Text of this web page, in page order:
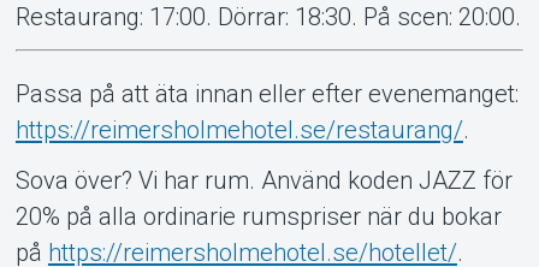
Restaurang: 17:00. Dörrar: 18:30. På scen: 20:00.
Passa på att äta innan eller efter evenemanget:
https://reimersholmehotel.se/restaurang/.
Sova över? Vi har rum. Använd koden JAZZ för
20% på alla ordinarie rumspriser när du bokar
på https://reimersholmehotel.se/hotellet/.